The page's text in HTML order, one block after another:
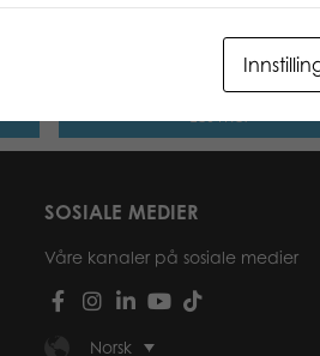
SOSIALE MEDIER
Våre kanaler på sosiale medier
Norsk